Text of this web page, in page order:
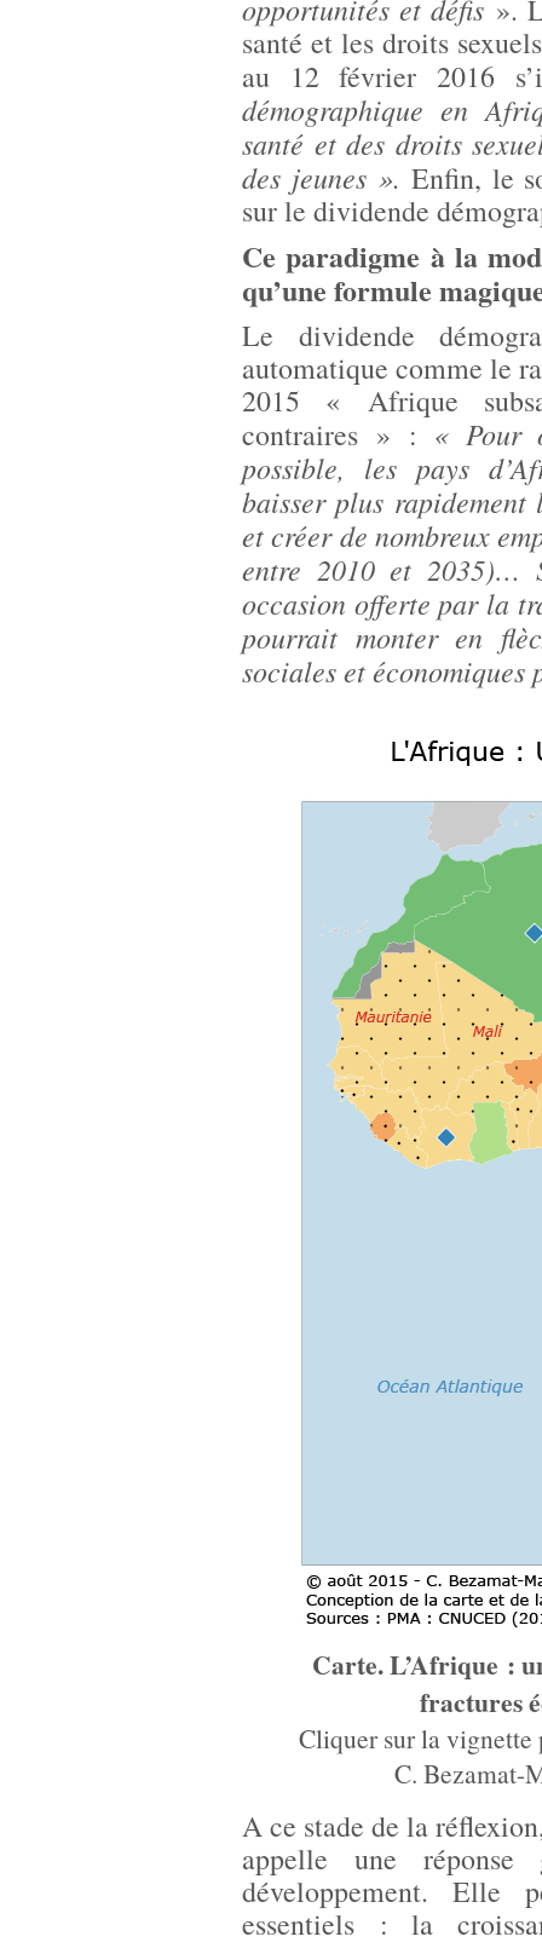
opportunités et défis ».
santé et les droits
au 12 février 2016
démographique en
santé et des droits
des jeunes ». Enfin, le
sur le dividende
Ce paradigme à la
qu’une formule
Le dividende
automatique comme le
2015 « Afrique
contraires » : « Pour
possible, les pays
baisser plus
et créer de nombreux
entre 2010 et 2035)…
occasion offerte par la
pourrait monter en
sociales et
Carte. L’Afrique :
fractures
Cliquer sur la
C. Bezamat-
A ce stade de la
appelle une
développement. Elle
essentiels : la